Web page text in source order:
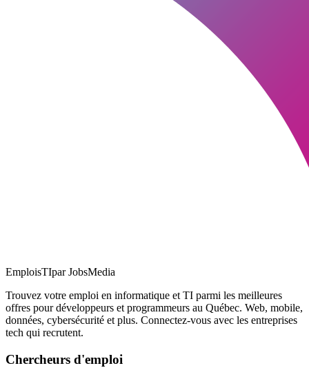
EmploisTIpar JobsMedia
Trouvez votre emploi en informatique et TI parmi les meilleures
offres pour développeurs et programmeurs au Québec. Web, mobile,
données, cybersécurité et plus. Connectez-vous avec les entreprises
tech qui recrutent.
Chercheurs d'emploi